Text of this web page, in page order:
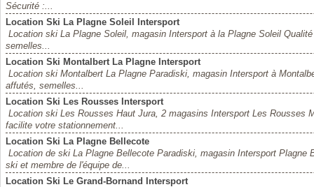
Sécurité :...
Location Ski La Plagne Soleil Intersport
Location ski La Plagne Soleil, magasin Intersport à la Plagne Soleil
semelles...
Location Ski Montalbert La Plagne Intersport
Location ski Montalbert La Plagne Paradiski, magasin Intersport à
affutés, semelles...
Location Ski Les Rousses Intersport
Location ski Les Rousses Haut Jura, 2 magasins Intersport Les Rousses
facilite votre stationnement...
Location Ski La Plagne Bellecote
Location de ski La Plagne Bellecote Paradiski, magasin Intersport Plagne
ski et membre de l'équipe de...
Location Ski Le Grand-Bornand Intersport